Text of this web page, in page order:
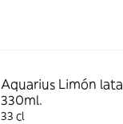
Aquarius Limón lata
330ml.
33 cl